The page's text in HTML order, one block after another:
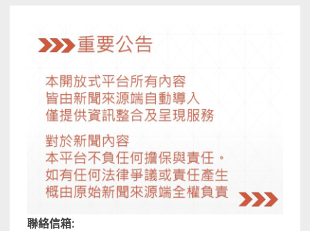
聯絡信箱: